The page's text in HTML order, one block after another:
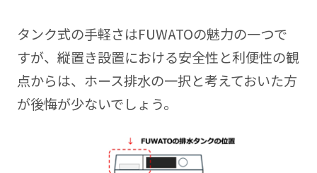
タンク式の手軽さはFUWATOの魅力の一つで
すが、縦置き設置における安全性と利便性の観
点からは、ホース排水の一択と考えておいた方
が後悔が少ないでしょう。